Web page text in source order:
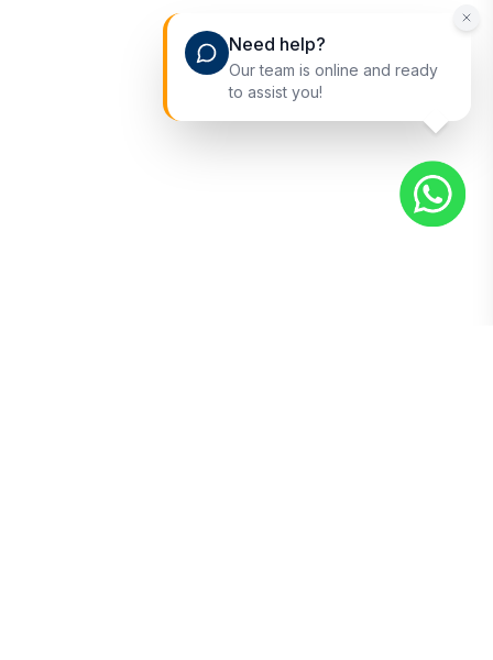
Need help?
Our team is online and ready
to assist you!